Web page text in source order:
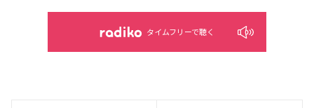
タイムフリーで聴く